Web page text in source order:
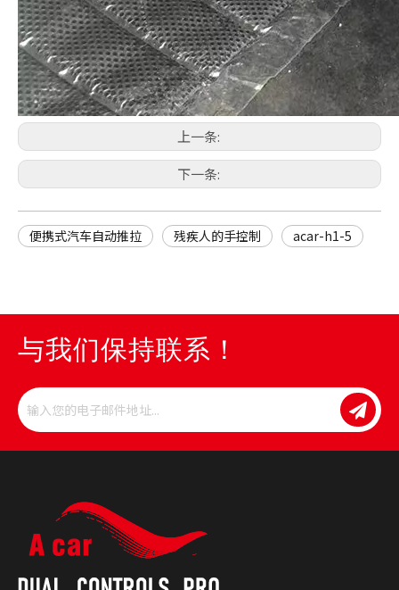
上一条:
下一条:
便携式汽车自动推拉 残疾人的手控制 acar-h1-5
与我们保持联系！